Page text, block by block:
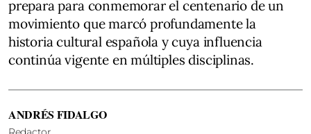
prepara para conmemorar el centenario de un
movimiento que marcó profundamente la
historia cultural española y cuya influencia
continúa vigente en múltiples disciplinas.
ANDRÉS FIDALGO